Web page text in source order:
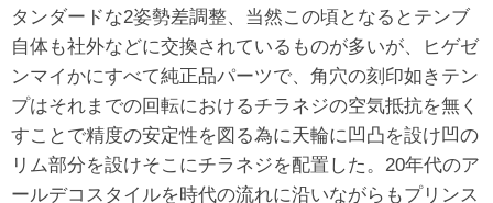
タンダードな2姿勢差調整、当然この頃となるとテンブ
自体も社外などに交換されているものが多いが、ヒゲゼ
ンマイかにすべて純正品パーツで、角穴の刻印如きテン
プはそれまでの回転におけるチラネジの空気抵抗を無く
すことで精度の安定性を図る為に天輪に凹凸を設け凹の
リム部分を設けそこにチラネジを配置した。20年代のア
ールデコスタイルを時代の流れに沿いながらもプリンス